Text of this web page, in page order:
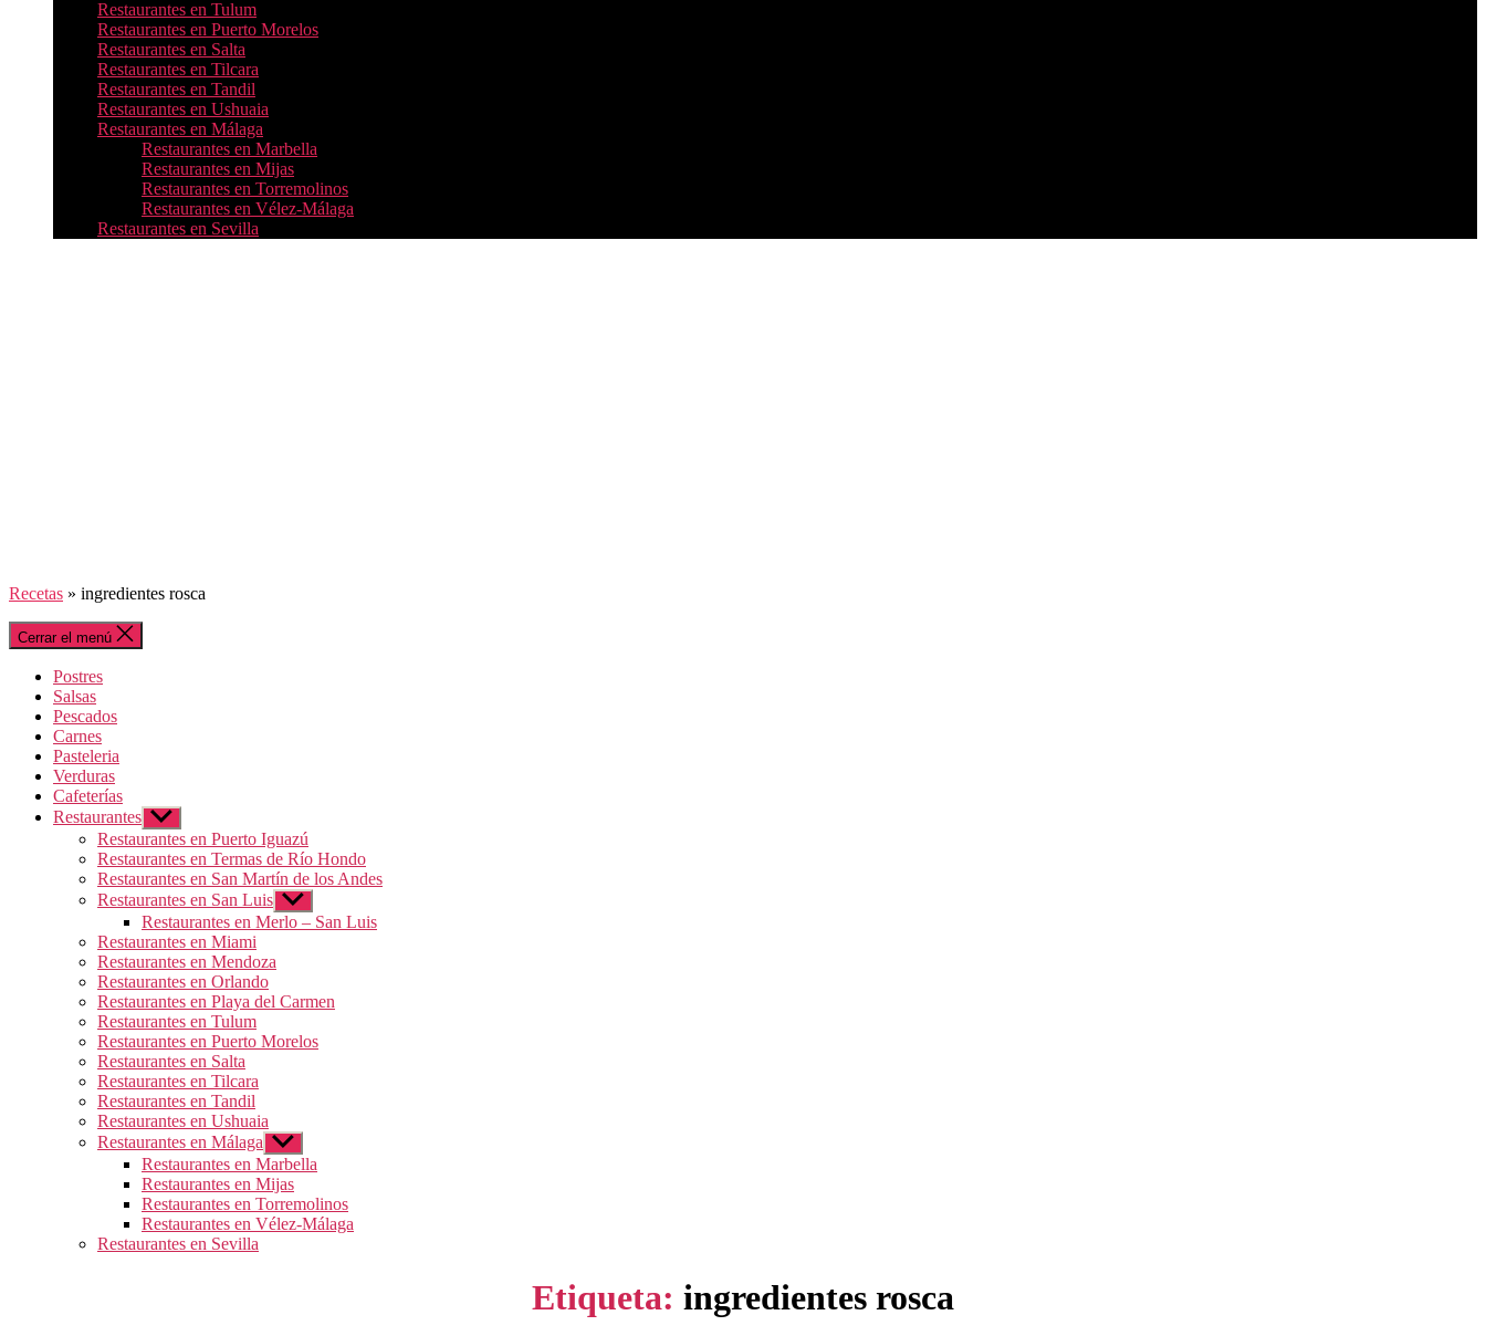
Restaurantes en Tulum
Restaurantes en Puerto Morelos
Restaurantes en Salta
Restaurantes en Tilcara
Restaurantes en Tandil
Restaurantes en Ushuaia
Restaurantes en Málaga
Restaurantes en Marbella
Restaurantes en Mijas
Restaurantes en Torremolinos
Restaurantes en Vélez-Málaga
Restaurantes en Sevilla
Recetas » ingredientes rosca
Cerrar el menú
Postres
Salsas
Pescados
Carnes
Pasteleria
Verduras
Cafeterías
Restaurantes Mostrar
el
submenú
Restaurantes en Puerto Iguazú
Restaurantes en Termas de Río Hondo
Restaurantes en San Martín de los Andes
Restaurantes en San Luis Mostrar
el
submenú
Restaurantes en Merlo – San Luis
Restaurantes en Miami
Restaurantes en Mendoza
Restaurantes en Orlando
Restaurantes en Playa del Carmen
Restaurantes en Tulum
Restaurantes en Puerto Morelos
Restaurantes en Salta
Restaurantes en Tilcara
Restaurantes en Tandil
Restaurantes en Ushuaia
Restaurantes en Málaga Mostrar
el
submenú
Restaurantes en Marbella
Restaurantes en Mijas
Restaurantes en Torremolinos
Restaurantes en Vélez-Málaga
Restaurantes en Sevilla
Etiqueta: ingredientes rosca